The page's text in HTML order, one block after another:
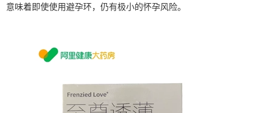
意味着即使使用避孕环，仍有极小的怀孕风险。